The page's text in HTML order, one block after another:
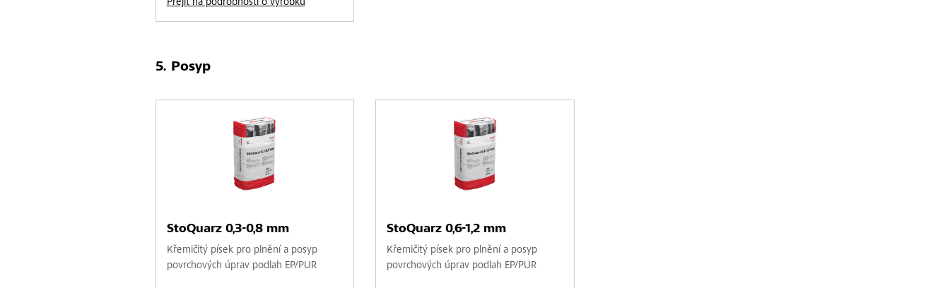
Přejít na podrobnosti o výrobku
Posyp
StoQuarz 0,3-0,8 mm
Křemičitý písek pro plnění a posyp
povrchových úprav podlah EP/PUR
StoQuarz 0,6-1,2 mm
Křemičitý písek pro plnění a posyp
povrchových úprav podlah EP/PUR